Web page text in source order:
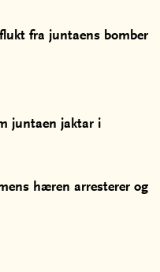
fra juntaens bomber
juntaen jaktar i
hæren arresterer og